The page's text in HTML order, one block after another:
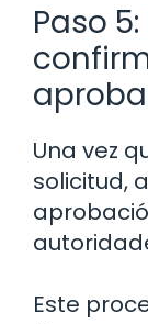
Paso
Una vez
solicitud,
Este